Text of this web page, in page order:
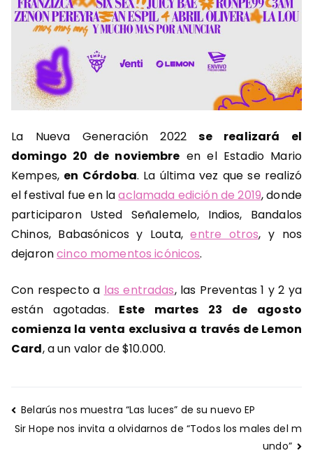
La Nueva Generación 2022se realizará el
domingo 20 de noviembre en el Estadio Mario
Kempes, en Córdoba. La última vez que se realizó
el festival fue en laaclamada edición de 2019, donde
participaron Usted Señalemelo, Indios, Bandalos
Chinos, Babasónicos y Louta,entre otros, y nos
dejaroncinco momentos icónicos.
Con respecto a las entradas, las Preventas 1 y 2 ya
están agotadas. Este martes 23 de agosto
comienza la venta exclusiva a través de Lemon
Card, a un valor de $10.000.
Navegación
de
Belarús nos muestra “Las luces” de su nuevo EP
Sir Hope nos invita a olvidarnos de “Todos los males del m
undo”